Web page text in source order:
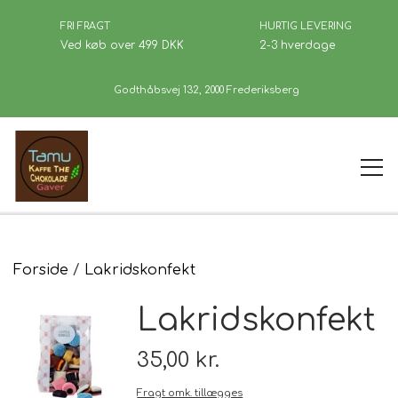
FRI FRAGT
Ved køb over 499 DKK
HURTIG LEVERING
2-3 hverdage
Godthåbsvej 132, 2000 Frederiksberg
Forside
Kaffe
Se Butikken
Forside Lakridskonfekt
Lakridskonfekt
35,00 kr.
Fragt omk. tillægges